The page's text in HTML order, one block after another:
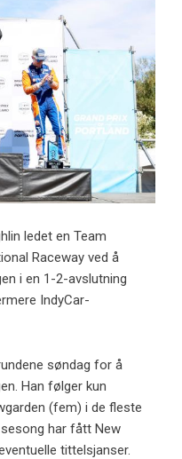
ledet en Team
Raceway ved å
i en 1-2-avslutning
IndyCar-
søndag for å
Han følger kun
(fem) i de fleste
har fått New
tittelsjanser.